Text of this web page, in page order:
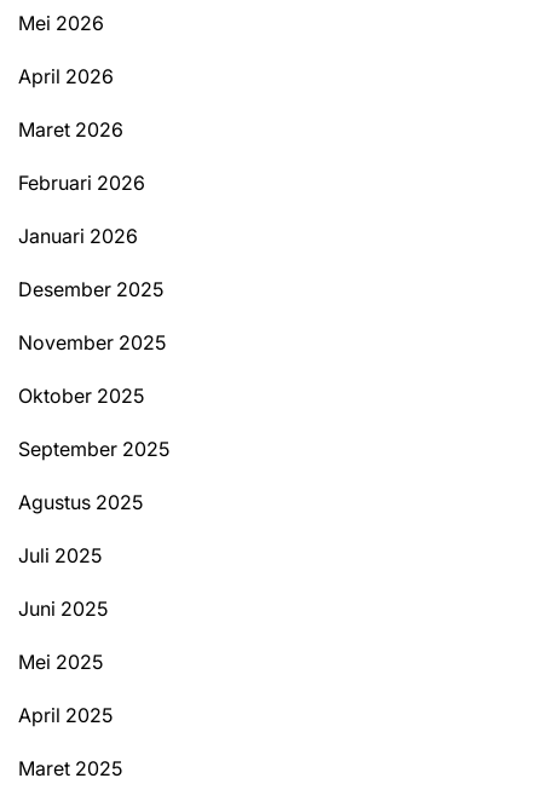
Mei 2026
April 2026
Maret 2026
Februari 2026
Januari 2026
Desember 2025
November 2025
Oktober 2025
September 2025
Agustus 2025
Juli 2025
Juni 2025
Mei 2025
April 2025
Maret 2025